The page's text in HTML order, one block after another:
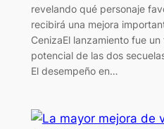
revelando qué personaje
recibirá una mejora
CenizaEl lanzamiento fue
potencial de las dos
El desempeño en…